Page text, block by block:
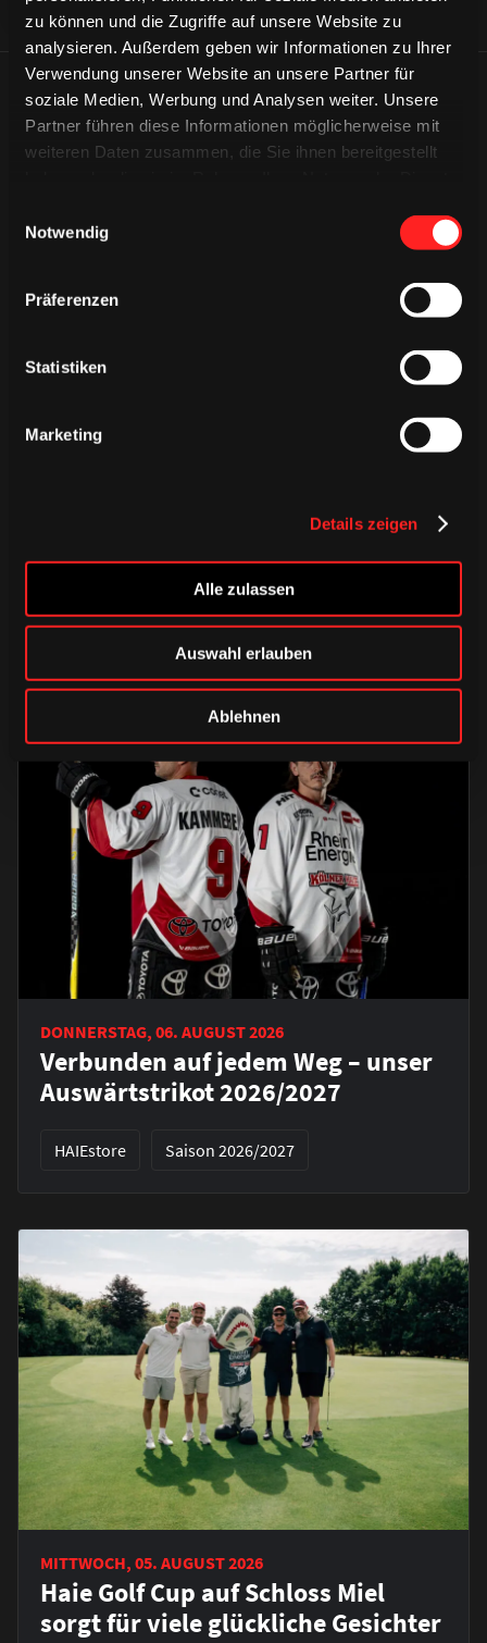
zu können und die Zugriffe auf unsere Website zu
analysieren. Außerdem geben wir Informationen zu Ihrer
Verwendung unserer Website an unsere Partner für
soziale Medien, Werbung und Analysen weiter. Unsere
Partner führen diese Informationen möglicherweise mit
weiteren Daten zusammen, die Sie ihnen bereitgestellt
Notwendig
Präferenzen
Statistiken
Marketing
Details zeigen
Alle zulassen
Auswahl erlauben
Ablehnen
ÄHNLICHE NEWS
Trainingsauftakt am Sonntag im
Haie-Zentrum
Saison 2026/2027
DONNERSTAG, 06. AUGUST 2026
Verbunden auf jedem Weg – unser
Auswärtstrikot 2026/2027
HAIEstore Saison 2026/2027
MITTWOCH, 05. AUGUST 2026
Haie Golf Cup auf Schloss Miel
sorgt für viele glückliche Gesichter